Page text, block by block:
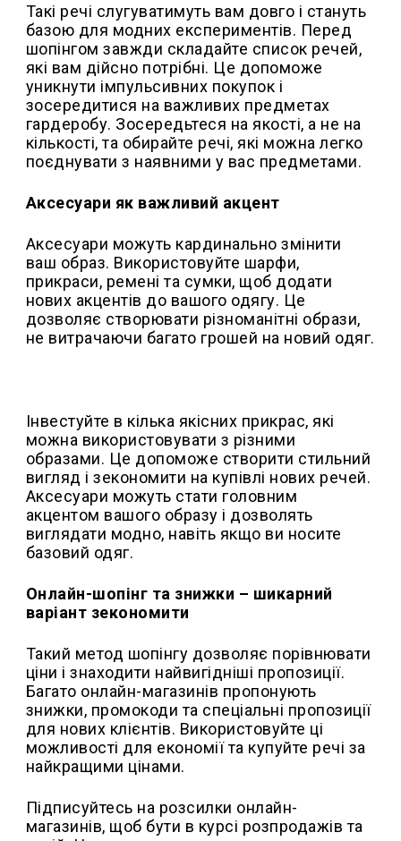
Такі речі слугуватимуть вам довго і стануть
базою для модних експериментів. Перед
шопінгом завжди складайте список речей,
які вам дійсно потрібні. Це допоможе
уникнути імпульсивних покупок і
зосередитися на важливих предметах
гардеробу. Зосередьтеся на якості, а не на
кількості, та обирайте речі, які можна легко
поєднувати з наявними у вас предметами.
Аксесуари як важливий акцент
Аксесуари можуть кардинально змінити
ваш образ. Використовуйте шарфи,
прикраси, ремені та сумки, щоб додати
нових акцентів до вашого одягу. Це
дозволяє створювати різноманітні образи,
не витрачаючи багато грошей на новий одяг.
Інвестуйте в кілька якісних прикрас, які
можна використовувати з різними
образами. Це допоможе створити стильний
вигляд і зекономити на купівлі нових речей.
Аксесуари можуть стати головним
акцентом вашого образу і дозволять
виглядати модно, навіть якщо ви носите
базовий одяг.
Онлайн-шопінг та знижки – шикарний
варіант зекономити
Такий метод шопінгу дозволяє порівнювати
ціни і знаходити найвигідніші пропозиції.
Багато онлайн-магазинів пропонують
знижки, промокоди та спеціальні пропозиції
для нових клієнтів. Використовуйте ці
можливості для економії та купуйте речі за
найкращими цінами.
Підписуйтесь на розсилки онлайн-
магазинів, щоб бути в курсі розпродажів та